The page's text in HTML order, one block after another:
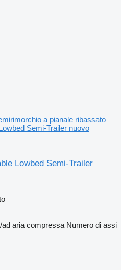
a pianale ribassato
Semi-Trailer nuovo
Lowbed Semi-Trailer
aria compressa Numero di assi